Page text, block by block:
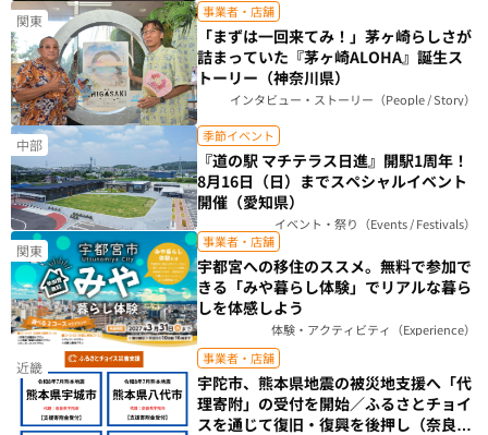
関東 事業者・店舗
「まずは一回来てみ！」茅ヶ崎らしさが
詰まっていた『茅ヶ崎ALOHA』誕生ス
トーリー（神奈川県）
インタビュー・ストーリー（People / Story）
中部 季節イベント
『道の駅 マチテラス日進』開駅1周年！
8月16日（日）までスペシャルイベント
開催（愛知県）
イベント・祭り（Events / Festivals）
関東 事業者・店舗
宇都宮への移住のススメ。無料で参加で
きる「みや暮らし体験」でリアルな暮ら
しを体感しよう
体験・アクティビティ（Experience）
近畿 事業者・店舗
宇陀市、熊本県地震の被災地支援へ「代
理寄附」の受付を開始／ふるさとチョイ
スを通じて復旧・復興を後押し（奈良